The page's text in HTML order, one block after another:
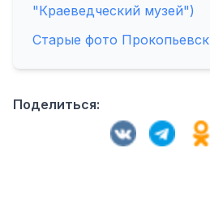
"Краеведческий музей")
Старые фото Прокопьевск
Поделиться: